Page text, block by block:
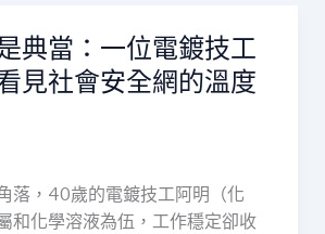
典當：一位電鍍技工
見社會安全網的溫度
落，40歲的電鍍技工阿明（化
和化學溶液為伍，工作穩定卻收